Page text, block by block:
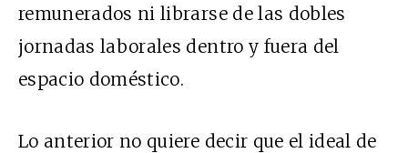
remunerados ni librarse de las dobles
jornadas laborales dentro y fuera del
espacio doméstico.
Lo anterior no quiere decir que el ideal de